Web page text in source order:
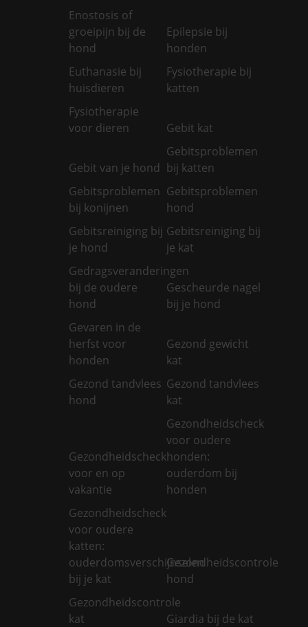
Enostosis of
groeipijn bij de
hond
Epilepsie bij
honden
Euthanasie bij
huisdieren
Fysiotherapie bij
katten
Fysiotherapie
voor dieren
Gebit kat
Gebit van je hond
Gebitsproblemen
bij katten
Gebitsproblemen
bij konijnen
Gebitsproblemen
hond
Gebitsreiniging bij
je hond
Gebitsreiniging bij
je kat
Gedragsveranderingen
bij de oudere
hond
Gescheurde nagel
bij je hond
Gevaren in de
herfst voor
honden
Gezond gewicht
kat
Gezond tandvlees
hond
Gezond tandvlees
kat
Gezondheidscheck
voor en op
vakantie
Gezondheidscheck
voor oudere
honden:
ouderdom bij
honden
Gezondheidscheck
voor oudere
katten:
ouderdomsverschijnselen
bij je kat
Gezondheidscontrole
hond
Gezondheidscontrole
kat
Giardia bij de kat